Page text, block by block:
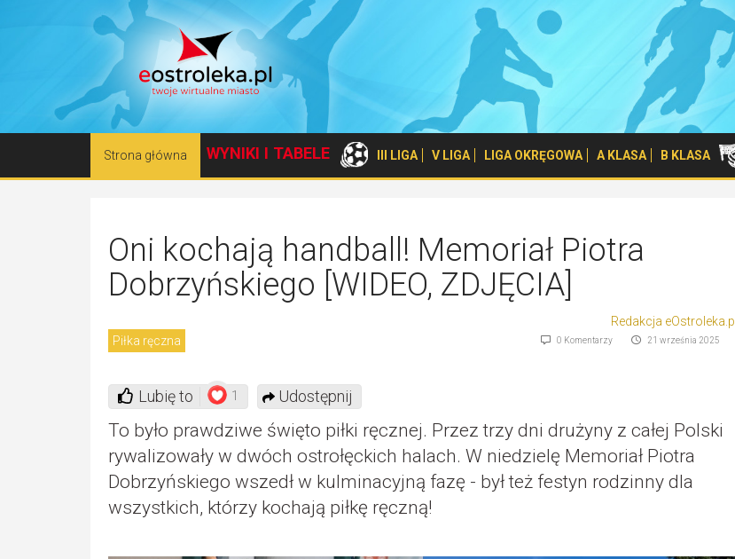
Strona główna WYNIKI I TABELE III LIGA V LIGA LIGA OKRĘGOWA A KLASA B KLASA
Oni kochają handball! Memoriał Piotra
Dobrzyńskiego [WIDEO, ZDJĘCIA]
Redakcja eOstroleka.pl
Piłka ręczna
21 września 2025
0 Komentarzy
Lubię to 1 Udostępnij
To było prawdziwe święto piłki ręcznej. Przez trzy dni drużyny z całej Polski
rywalizowały w dwóch ostrołęckich halach. W niedzielę Memoriał Piotra
Dobrzyńskiego wszedł w kulminacyjną fazę - był też festyn rodzinny dla
wszystkich, którzy kochają piłkę ręczną!